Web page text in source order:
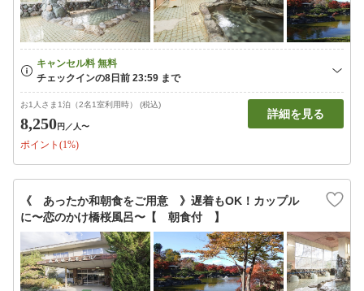
お1人さま1泊（2名1室利用時） (税込)
8,250円 ／人〜
ポイント(1%)
詳細を見る
《 あったか和朝食をご用意 》遅着もOK！カップル
に〜恋のかけ橋桜風呂〜【 朝食付 】